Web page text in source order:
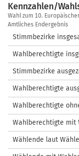
Kennzahlen/
Kennzahlen/
Wahl zum 10.
Amtliches Endergebnis
Stimmbezirke
Wahlberechtigte
Stimmbezirke
Wahlberechtigte
Wahlberechtigte
Wahlberechtigte mit
Wählende laut